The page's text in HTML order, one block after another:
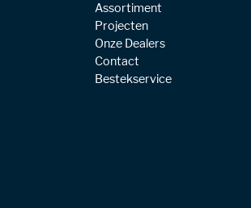
Assortiment
Projecten
Onze Dealers
Contact
Bestekservice